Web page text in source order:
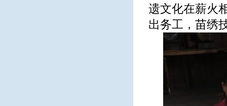
遗文化在薪火
出务工，苗绣